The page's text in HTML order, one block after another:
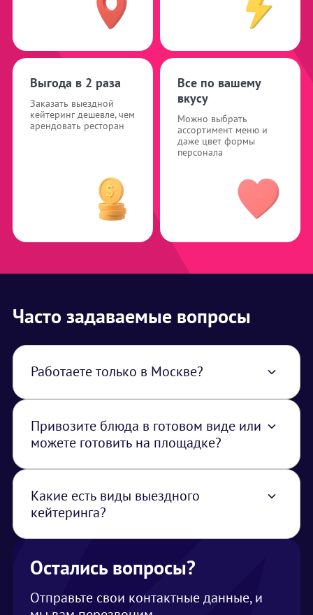
Выгода в 2 раза
Заказать выездной
кейтеринг дешевле, чем
арендовать ресторан
Все по вашему
вкусу
Можно выбрать
ассортимент меню и
даже цвет формы
персонала
Часто задаваемые вопросы
Работаете только в Москве?
стоимость услуги закладывается логистика
из Москвы
Привозите блюда в готовом виде или
можете готовить на площадке?
приготовить на месте, главное, чтобы было
разрешение от площадки на готовку
(разрешены ли источники открытого дыма
или огня на площадке)
Какие есть виды выездного
кейтеринга?
конференции, семинара), фуршет, банкет,
приветственный коктейль (необычные
напитки и легкие закуски)
Остались вопросы?
Отправьте свои контактные данные, и